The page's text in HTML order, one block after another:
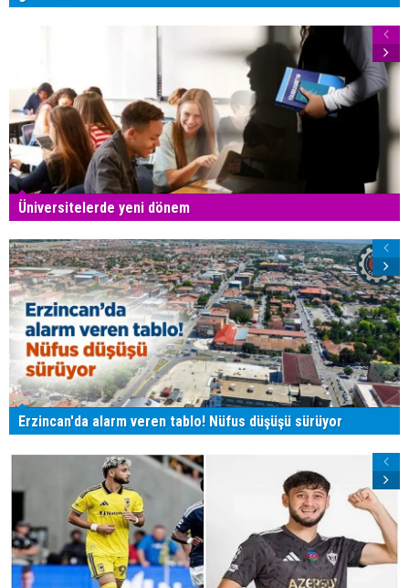
Üniversitelerde yeni dönem
Erzincan'da alarm veren tablo! Nüfus düşüşü sürüyor